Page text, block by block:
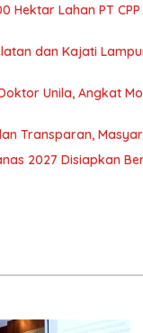
Hektar Lahan PT
dan Kajati
Unila, Angkat
Transparan,
2027 Disiapkan